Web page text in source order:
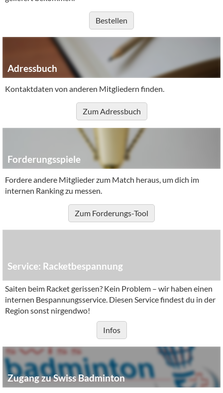
Bestellen
Adressbuch
Kontaktdaten von anderen Mitgliedern finden.
Zum Adressbuch
Forderungsspiele
Fordere andere Mitglieder zum Match heraus, um dich im
internen Ranking zu messen.
Zum Forderungs-Tool
Service: Racketbespannung
Saiten beim Racket gerissen? Kein Problem – wir haben einen
internen Bespannungsservice. Diesen Service findest du in der
Region sonst nirgendwo!
Infos
Zugang zu Swiss Badminton